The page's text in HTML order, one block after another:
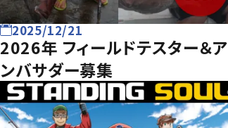
2025/12/21
2026年 フィールドテスター＆ア
ンバサダー募集